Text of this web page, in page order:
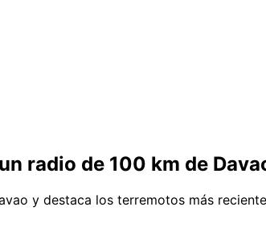
radio de 100 km de
y destaca los terremotos más